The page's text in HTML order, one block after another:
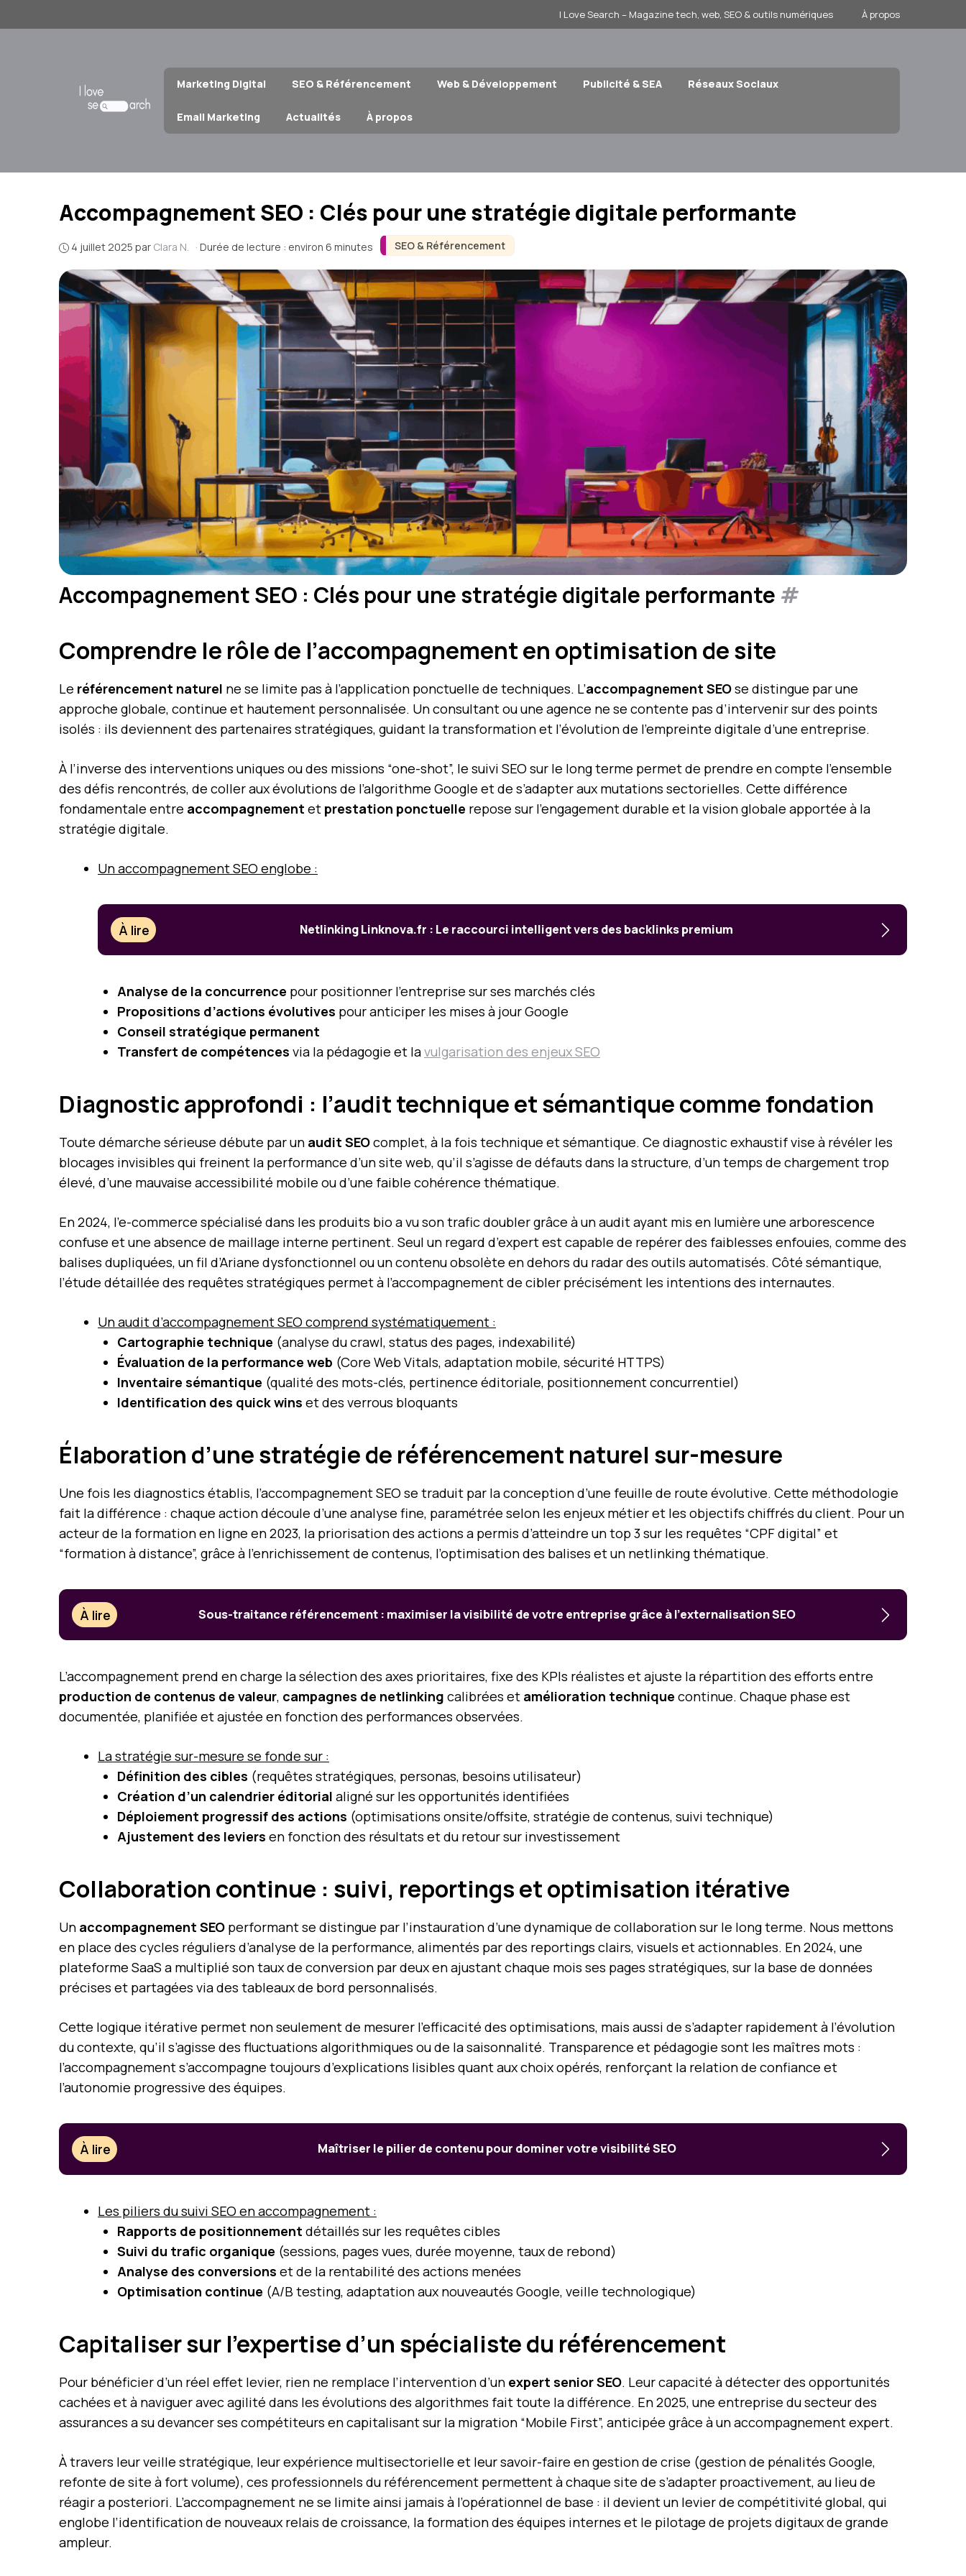
au
I Love Search – Magazine tech, web, SEO & outils numériques À propos
Marketing Digital SEO & Référencement Web & Développement Publicité & SEA Réseaux Sociaux
Email Marketing Actualités À propos
SEO & Référencement
Accompagnement SEO : Clés pour une stratégie digitale performante
4 juillet 2025 par Clara N. · Durée de lecture : environ 6 minutes
Accompagnement SEO : Clés pour une stratégie digitale performante #
Comprendre le rôle de l’accompagnement en optimisation de site
Le référencement naturel ne se limite pas à l’application ponctuelle de techniques. L’accompagnement SEOse distingue par une
approche globale, continue et hautement personnalisée. Un consultant ou une agence ne se contente pas d’intervenir sur des points
isolés : ils deviennent des partenaires stratégiques, guidant la transformation et l’évolution de l’empreinte digitale d’une entreprise.
À l’inverse des interventions uniques ou des missions “one-shot”, le suivi SEO sur le long terme permet de prendre en compte l’ensemble
des défis rencontrés, de coller aux évolutions de l’algorithme Google et de s’adapter aux mutations sectorielles. Cette différence
fondamentale entre accompagnement et prestation ponctuelle repose sur l’engagement durable et la vision globale apportée à la
stratégie digitale.
Un accompagnement SEO englobe :
À lire Netlinking Linknova.fr : Le raccourci intelligent vers des backlinks premium
Analyse de la concurrence pour positionner l’entreprise sur ses marchés clés
Propositions d’actions évolutives pour anticiper les mises à jour Google
Conseil stratégique permanent
Transfert de compétences via la pédagogie et lavulgarisation des enjeux SEO
Diagnostic approfondi : l’audit technique et sémantique comme fondation
Toute démarche sérieuse débute par un audit SEOcomplet, à la fois technique et sémantique. Ce diagnostic exhaustif vise à révéler les
blocages invisibles qui freinent la performance d’un site web, qu’il s’agisse de défauts dans la structure, d’un temps de chargement trop
élevé, d’une mauvaise accessibilité mobile ou d’une faible cohérence thématique.
En 2024, l’e-commerce spécialisé dans les produits bio a vu son trafic doubler grâce à un audit ayant mis en lumière une arborescence
confuse et une absence de maillage interne pertinent. Seul un regard d’expert est capable de repérer des faiblesses enfouies, comme des
balises dupliquées, un fil d’Ariane dysfonctionnel ou un contenu obsolète en dehors du radar des outils automatisés. Côté sémantique,
l’étude détaillée des requêtes stratégiques permet à l’accompagnement de cibler précisément les intentions des internautes.
Un audit d’accompagnement SEO comprend systématiquement :
Cartographie technique (analyse du crawl, status des pages, indexabilité)
Évaluation de la performance web (Core Web Vitals, adaptation mobile, sécurité HTTPS)
Inventaire sémantique (qualité des mots-clés, pertinence éditoriale, positionnement concurrentiel)
Identification des quick wins et des verrous bloquants
Élaboration d’une stratégie de référencement naturel sur-mesure
Une fois les diagnostics établis, l’accompagnement SEO se traduit par la conception d’une feuille de route évolutive. Cette méthodologie
fait la différence : chaque action découle d’une analyse fine, paramétrée selon les enjeux métier et les objectifs chiffrés du client. Pour un
acteur de la formation en ligne en 2023, la priorisation des actions a permis d’atteindre un top 3 sur les requêtes “CPF digital” et
“formation à distance”, grâce à l’enrichissement de contenus, l’optimisation des balises et un netlinking thématique.
À lire Sous-traitance référencement : maximiser la visibilité de votre entreprise grâce à l’externalisation SEO
L’accompagnement prend en charge la sélection des axes prioritaires, fixe des KPIs réalistes et ajuste la répartition des efforts entre
production de contenus de valeur, campagnes de netlinking calibrées et amélioration technique continue. Chaque phase est
documentée, planifiée et ajustée en fonction des performances observées.
La stratégie sur-mesure se fonde sur :
Définition des cibles (requêtes stratégiques, personas, besoins utilisateur)
Création d’un calendrier éditorial aligné sur les opportunités identifiées
Déploiement progressif des actions (optimisations onsite/offsite, stratégie de contenus, suivi technique)
Ajustement des leviers en fonction des résultats et du retour sur investissement
Collaboration continue : suivi, reportings et optimisation itérative
Un accompagnement SEO performant se distingue par l’instauration d’une dynamique de collaboration sur le long terme. Nous mettons
en place des cycles réguliers d’analyse de la performance, alimentés par des reportings clairs, visuels et actionnables. En 2024, une
plateforme SaaS a multiplié son taux de conversion par deux en ajustant chaque mois ses pages stratégiques, sur la base de données
précises et partagées via des tableaux de bord personnalisés.
Cette logique itérative permet non seulement de mesurer l’efficacité des optimisations, mais aussi de s’adapter rapidement à l’évolution
du contexte, qu’il s’agisse des fluctuations algorithmiques ou de la saisonnalité. Transparence et pédagogie sont les maîtres mots :
l’accompagnement s’accompagne toujours d’explications lisibles quant aux choix opérés, renforçant la relation de confiance et
l’autonomie progressive des équipes.
À lire Maîtriser le pilier de contenu pour dominer votre visibilité SEO
Les piliers du suivi SEO en accompagnement :
Rapports de positionnement détaillés sur les requêtes cibles
Suivi du trafic organique (sessions, pages vues, durée moyenne, taux de rebond)
Analyse des conversions et de la rentabilité des actions menées
Optimisation continue (A/B testing, adaptation aux nouveautés Google, veille technologique)
Capitaliser sur l’expertise d’un spécialiste du référencement
Pour bénéficier d’un réel effet levier, rien ne remplace l’intervention d’un expert senior SEO. Leur capacité à détecter des opportunités
cachées et à naviguer avec agilité dans les évolutions des algorithmes fait toute la différence. En 2025, une entreprise du secteur des
assurances a su devancer ses compétiteurs en capitalisant sur la migration “Mobile First”, anticipée grâce à un accompagnement expert.
À travers leur veille stratégique, leur expérience multisectorielle et leur savoir-faire en gestion de crise (gestion de pénalités Google,
refonte de site à fort volume), ces professionnels du référencement permettent à chaque site de s’adapter proactivement, au lieu de
réagir a posteriori. L’accompagnement ne se limite ainsi jamais à l’opérationnel de base : il devient un levier de compétitivité global, qui
englobe l’identification de nouveaux relais de croissance, la formation des équipes internes et le pilotage de projets digitaux de grande
ampleur.